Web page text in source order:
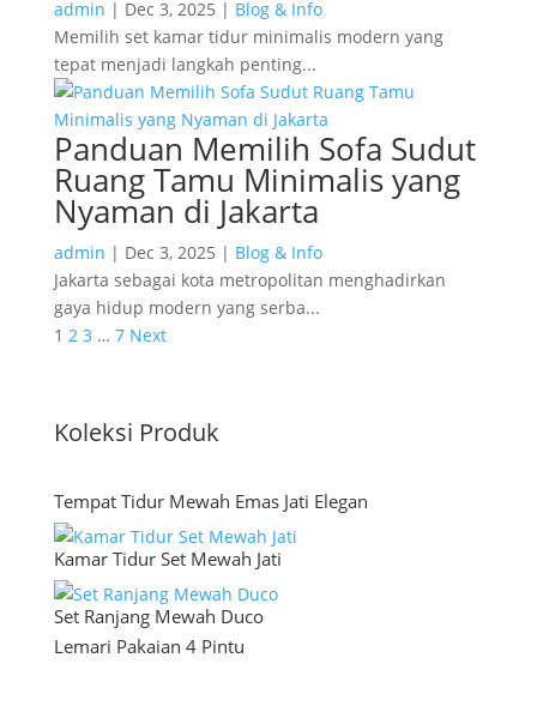
admin | Dec 3, 2025 | Blog & Info
Memilih set kamar tidur minimalis modern yang
tepat menjadi langkah penting...
Panduan Memilih Sofa Sudut
Ruang Tamu Minimalis yang
Nyaman di Jakarta
admin | Dec 3, 2025 | Blog & Info
Jakarta sebagai kota metropolitan menghadirkan
gaya hidup modern yang serba...
1 2 3 … 7 Next
Koleksi Produk
Tempat Tidur Mewah Emas Jati Elegan
Kamar Tidur Set Mewah Jati
Set Ranjang Mewah Duco
Lemari Pakaian 4 Pintu